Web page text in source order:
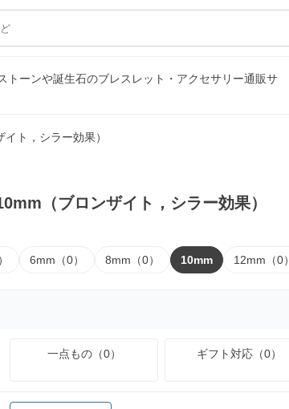
ーンや誕生石のブレスレット・アクセサリー通販サ
ト，シラー効果）
（ブロンザイト，シラー効果）
6mm（0） 8mm（0） 10mm 12mm（0）
一点もの（0） ギフト対応（0）